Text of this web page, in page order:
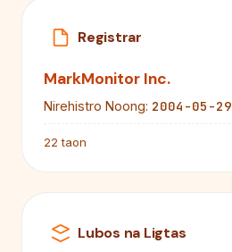
Registrar
MarkMonitor Inc.
Nirehistro Noong: 2004-05-29
22 taon
Lubos na Ligtas